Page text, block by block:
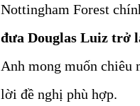
Nottingham Forest
đưa Douglas Luiz trở
Anh mong muốn chiêu
lời đề nghị phù hợp.